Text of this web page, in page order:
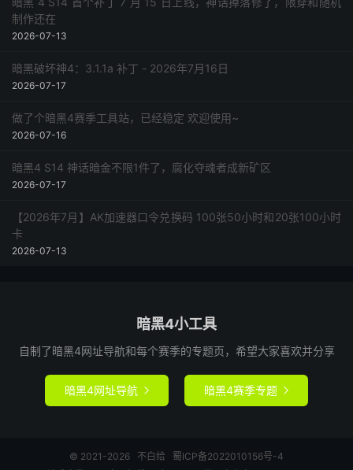
制作还在
2026-07-13
暗黑破坏神4：3.1.1a 补丁 - 2026年7月16日
2026-07-17
做了个暗黑4赛季工具站，已经稳定 欢迎使用~
2026-07-16
暗黑4 S14 神话暗金不限1件了，腐化夺魂者成新矿区
2026-07-17
【2026年7月】AK加速器口令兑换码 100张50小时和20张100小时
卡
2026-07-13
暗黑4小工具
自制了暗黑4网址导航和每个赛季的专题页，希望大家喜欢并分享
暗黑4网址导航  暗黑4赛季专题 
© 2021-2026 不白给
蜀ICP备2022010156号-4